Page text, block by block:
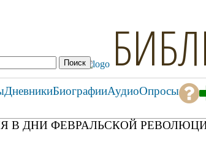
ДневникиБиографииАудиоОпросы
В ДНИ ФЕВРАЛЬСКОЙ